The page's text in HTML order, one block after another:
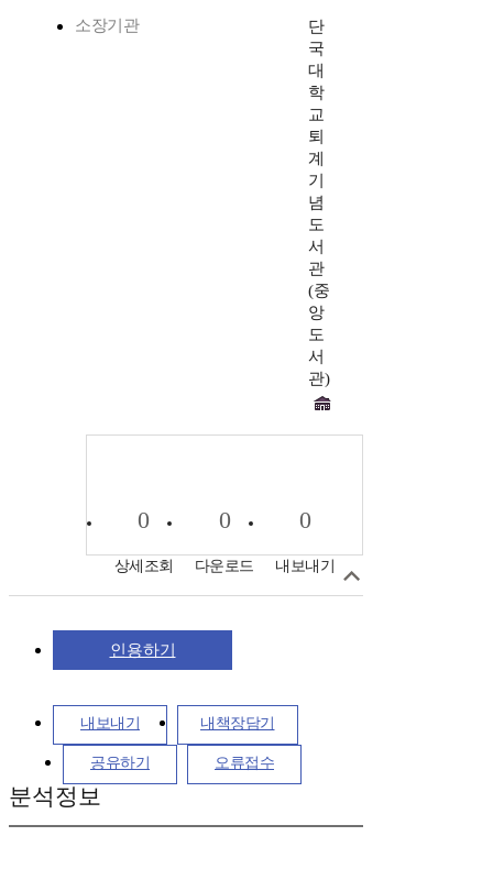
소장기관
단
국
대
학
교
퇴
계
기
념
도
서
관
(중
앙
도
서
관)
0
상세조회
0
다운로드
0
내보내기
인용하기
내보내기 내책장담기
공유하기 오류접수
분석정보